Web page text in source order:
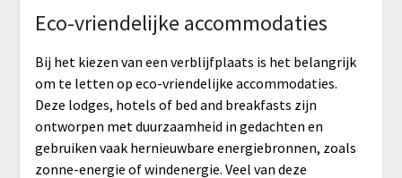
Eco-vriendelijke accommodaties
Bij het kiezen van een verblijfplaats is het belangrijk
om te letten op eco-vriendelijke accommodaties.
Deze lodges, hotels of bed and breakfasts zijn
ontworpen met duurzaamheid in gedachten en
gebruiken vaak hernieuwbare energiebronnen, zoals
zonne-energie of windenergie. Veel van deze